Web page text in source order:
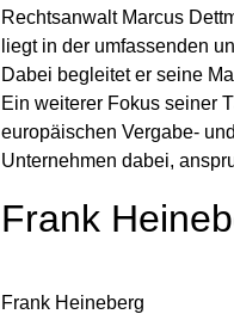
Rechtsanwalt Marcus
liegt in der umfassenden
Dabei begleitet er seine
Ein weiterer Fokus seiner
europäischen Vergabe-
Unternehmen dabei,
Frank
Frank Heineberg